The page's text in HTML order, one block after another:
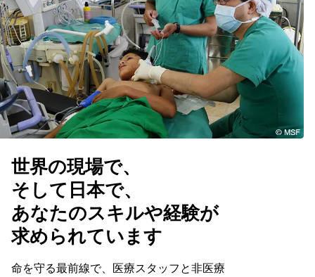
世界の現場で、
そして日本で、
あなたのスキルや経験が
求められています
命を守る最前線で、医療スタッフと非医療